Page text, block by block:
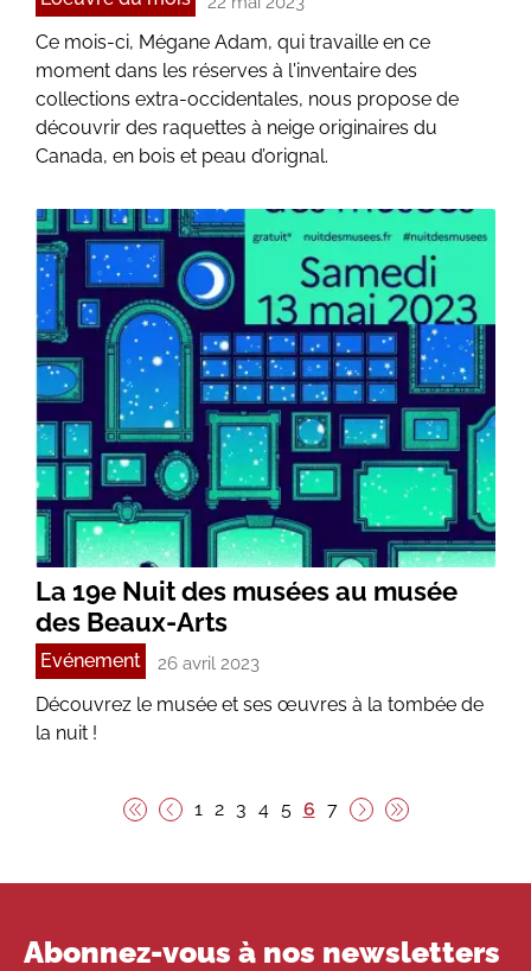
Ce mois-ci, Mégane Adam, qui travaille en ce
moment dans les réserves à l'inventaire des
collections extra-occidentales, nous propose de
découvrir des raquettes à neige originaires du
Canada, en bois et peau d’orignal.
La 19e Nuit des musées au musée
des Beaux-Arts
Evénement 26 avril 2023
Découvrez le musée et ses œuvres à la tombée de
la nuit !
Pagination
Première page
Page précédente
Page
1 Page
2 Page
3 Page
4 Page
5 Page courante 6
6 Page
7
Page suivante
Dernière page
Abonnez-vous à nos newsletters